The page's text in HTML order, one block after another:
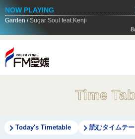
Time
Today's Timetable 読むタイムテ
06:00 - 07:30
ONE MORNING
NOW PLAYING
Garden
Sugar Soul feat.Kenji